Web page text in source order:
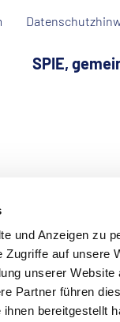
und Anzeigen zu
Zugriffe auf unsere
unserer
Partner führen
bereitgestellt
SPIE,